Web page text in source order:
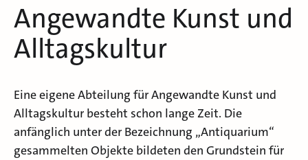
Angewandte Kunst und
Alltagskultur
Eine eigene Abteilung für Angewandte Kunst und
Alltagskultur besteht schon lange Zeit. Die
anfänglich unter der Bezeichnung „Antiquarium“
gesammelten Objekte bildeten den Grundstein für